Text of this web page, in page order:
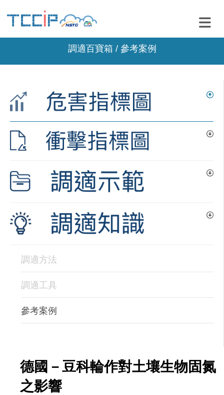
調適百寶箱 / 參考案例
調適方法
調適工具
參考案例
德國－豆科輪作對土壤生物固氮
之影響